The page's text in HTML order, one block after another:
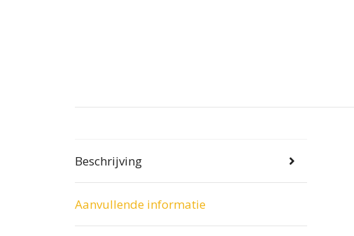
Beschrijving
Aanvullende informatie